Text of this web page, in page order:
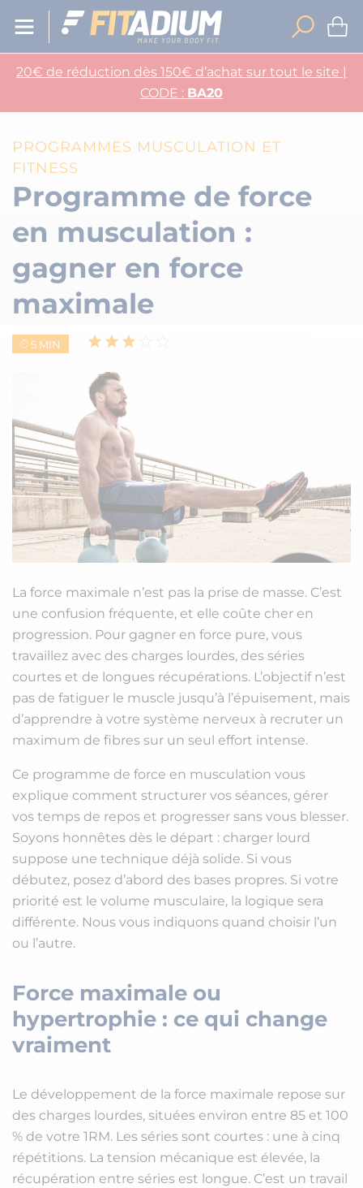
20€ de réduction dès 150€ d’achat sur tout le site |
CODE : BA20
PROGRAMMES MUSCULATION ET
FITNESS
Programme de force
en musculation :
gagner en force
maximale
5 MIN
La force maximale n’est pas la prise de masse. C’est
une confusion fréquente, et elle coûte cher en
progression. Pour gagner en force pure, vous
travaillez avec des charges lourdes, des séries
courtes et de longues récupérations. L’objectif n’est
pas de fatiguer le muscle jusqu’à l’épuisement, mais
d’apprendre à votre système nerveux à recruter un
maximum de fibres sur un seul effort intense.
Ce programme de force en musculation vous
explique comment structurer vos séances, gérer
vos temps de repos et progresser sans vous blesser.
Soyons honnêtes dès le départ : charger lourd
suppose une technique déjà solide. Si vous
débutez, posez d’abord des bases propres. Si votre
priorité est le volume musculaire, la logique sera
différente. Nous vous indiquons quand choisir l’un
ou l’autre.
Force maximale ou
hypertrophie : ce qui change
vraiment
Le développement de la force maximale repose sur
des charges lourdes, situées environ entre 85 et 100
% de votre 1RM. Les séries sont courtes : une à cinq
répétitions. La tension mécanique est élevée, la
récupération entre séries est longue. C’est un travail